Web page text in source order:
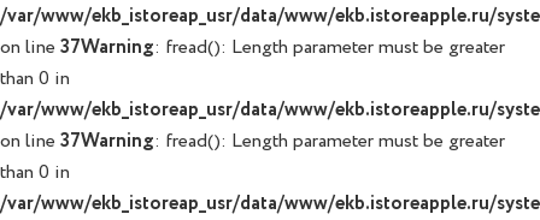
/var/www/ekb_istoreap_usr/data/www/ekb.istoreapple.ru/
on line 37Warning: fread(): Length parameter must be greater
than 0 in
/var/www/ekb_istoreap_usr/data/www/ekb.istoreapple.ru/
on line 37Warning: fread(): Length parameter must be greater
than 0 in
/var/www/ekb_istoreap_usr/data/www/ekb.istoreapple.ru/